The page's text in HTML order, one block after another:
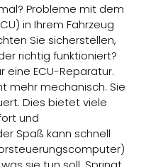
Probleme mit dem
in Ihrem Fahrzeug
Sie sicherstellen,
richtig funktioniert?
eine ECU-Reparatur.
mehr mechanisch. Sie
Dies bietet viele
und
Spaß kann schnell